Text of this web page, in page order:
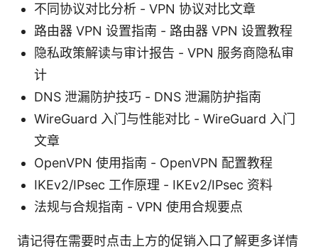
不同协议对比分析 - VPN 协议对比文章
路由器 VPN 设置指南 - 路由器 VPN 设置教程
隐私政策解读与审计报告 - VPN 服务商隐私审
计
DNS 泄漏防护技巧 - DNS 泄漏防护指南
WireGuard 入门与性能对比 - WireGuard 入门
文章
OpenVPN 使用指南 - OpenVPN 配置教程
IKEv2/IPsec 工作原理 - IKEv2/IPsec 资料
法规与合规指南 - VPN 使用合规要点
请记得在需要时点击上方的促销入口了解更多详情